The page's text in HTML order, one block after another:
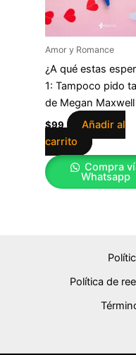
Amor y Romance
¿A qué estas
1: Tampoco pido
de Megan Maxwell
$99
Añadir al
carrito
Compra
Whatsapp
Política de